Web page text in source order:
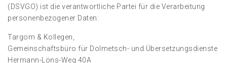
(DSVGO) ist die verantwortliche Partei für die Verarbeitung
personenbezogener Daten:
Targom & Kollegen,
Gemeinschaftsbüro für Dolmetsch- und Übersetzungsdienste
Hermann-Löns-Weg 40A